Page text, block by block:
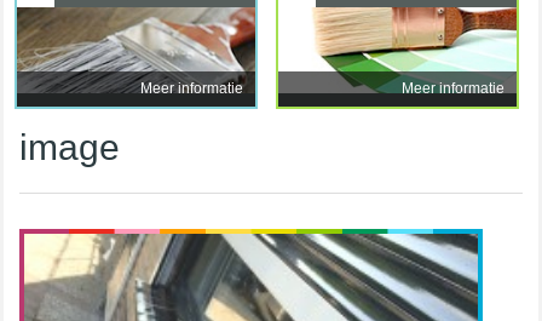
Meer informatie Meer informatie
image